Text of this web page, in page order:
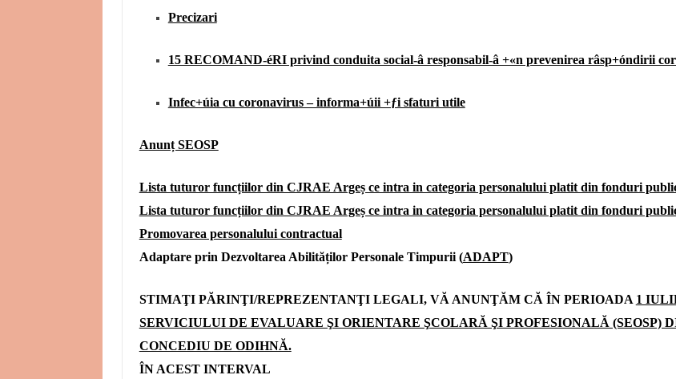
Precizari
15 RECOMAND-éRI privind conduita social-â responsabil-â +«n prevenirea râsp+óndirii
Infec+úia cu coronavirus – informa+úii +ƒi sfaturi utile
Anunț SEOSP
Lista tuturor funcțiilor din CJRAE Argeș ce intra in categoria personalului platit din fonduri
Lista tuturor funcțiilor din CJRAE Argeș ce intra in categoria personalului platit din fonduri
Promovarea personalului contractual
Adaptare prin Dezvoltarea Abilităților Personale Timpurii (ADAPT)
STIMAŢI PĂRINŢI/REPREZENTANŢI LEGALI, VĂ ANUNŢĂM CĂ ÎN PERIOADA 1
SERVICIULUI DE EVALUARE ŞI ORIENTARE ŞCOLARĂ ŞI PROFESIONALĂ (SEOSP)
CONCEDIU DE ODIHNĂ.
ÎN ACEST INTERVAL